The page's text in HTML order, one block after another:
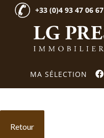
MA SÉLECTION
+33 (0)4 93 47 06 67
Retour